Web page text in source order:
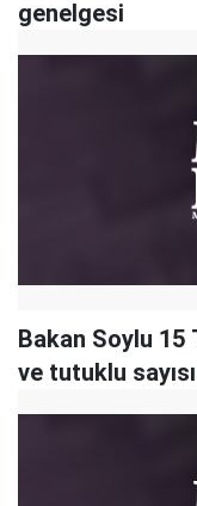
genelgesi
Bakan Soylu 15
ve tutuklu